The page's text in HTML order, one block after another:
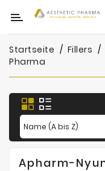
Kategorie
OUTLET
Fillers
Biostimulatoren
Mesotherapie
Peelings
Startseite Fillers
Pharma
Name (A bis Z)
Apharm-